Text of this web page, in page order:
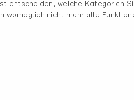
Neubau, Schule
entscheiden, welche Kategorien
womöglich nicht mehr alle